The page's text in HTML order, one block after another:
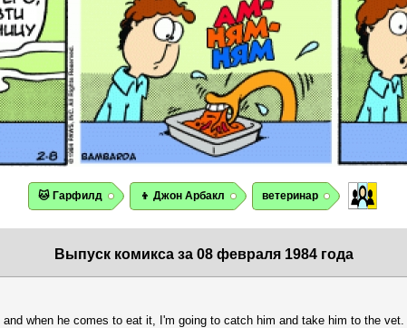
🐱 Гарфилд 👦 Джон Арбакл ветеринар
Выпуск комикса за 08 февраля 1984 года
when he comes to eat it, I'm going to catch him and take him to the vet.